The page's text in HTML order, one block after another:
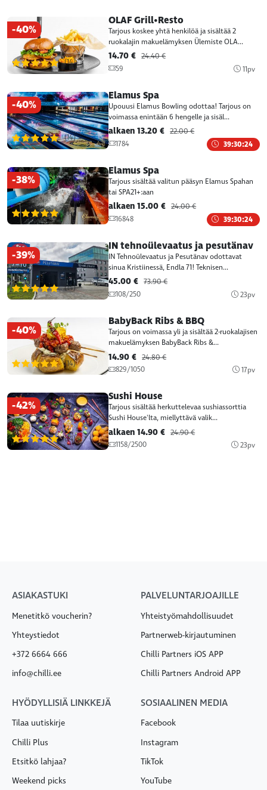
-40%
(14)
OLAF Grill•Resto
Tarjous koskee yhtä henkilöä ja sisältää 2
ruokalajin makuelämyksen Ülemiste OLA...
14.70 € 24.40 €
59
11pv
-40%
(14)
Elamus Spa
Upouusi Elamus Bowling odottaa! Tarjous on
voimassa enintään 6 hengelle ja sisäl...
alkaen 13.20 € 22.00 €
1784
39:30:24
-38%
(14)
Elamus Spa
Tarjous sisältää valitun pääsyn Elamus Spahan
tai SPA21+:aan
alkaen 15.00 € 24.00 €
16848
39:30:24
-39%
(14)
IN tehnoülevaatus ja pesutänav
IN Tehnoülevaatus ja Pesutänav odottavat
sinua Kristiinessä, Endla 71! Teknisen...
45.00 € 73.90 €
108/250
23pv
-40%
(14)
BabyBack Ribs & BBQ
Tarjous on voimassa yli ja sisältää 2-ruokalajisen
makuelämyksen BabyBack Ribs &...
14.90 € 24.80 €
829/1050
17pv
-42%
(14)
Sushi House
Tarjous sisältää herkuttelevaa sushiassorttia
Sushi House'lta, miellyttävä valik...
alkaen 14.90 € 24.90 €
1158/2500
23pv
ASIAKASTUKI
Menetitkö voucherin?
Yhteystiedot
+372 6664 666
info@chilli.ee
PALVELUNTARJOAJILLE
Yhteistyömahdollisuudet
Partnerweb-kirjautuminen
Chilli Partners iOS APP
Chilli Partners Android APP
HYÖDYLLISIÄ LINKKEJÄ
Tilaa uutiskirje
Chilli Plus
Etsitkö lahjaa?
Weekend picks
SOSIAALINEN MEDIA
Facebook
Instagram
TikTok
YouTube